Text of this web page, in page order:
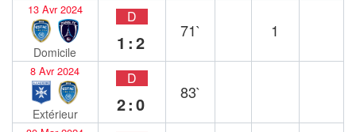
13 Avr 2024
Domicile
D
1:2
71` 1
8 Avr 2024
Extérieur
D
2:0
83`